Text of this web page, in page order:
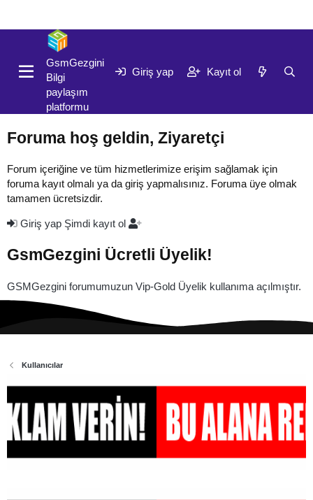
GsmGezgini
Bilgi
paylaşım
platformu
Giriş yap Kayıt ol
Foruma hoş geldin, Ziyaretçi
Forum içeriğine ve tüm hizmetlerimize erişim sağlamak için
foruma kayıt olmalı ya da giriş yapmalısınız. Foruma üye olmak
tamamen ücretsizdir.
Giriş yap Şimdi kayıt ol
GsmGezgini Ücretli Üyelik!
GSMGezgini forumumuzun Vip-Gold Üyelik kullanıma açılmıştır.
Kullanıcılar